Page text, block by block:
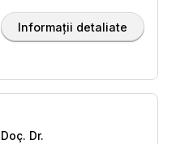
Informații detaliate
Doç. Dr.